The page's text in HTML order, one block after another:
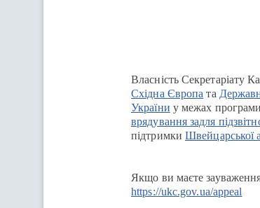
Власність Секретаріату
Східна Європа та
України у межах
врядування задля
підтримки Швейцарської
Якщо ви маєте
https://ukc.gov.ua/appeal